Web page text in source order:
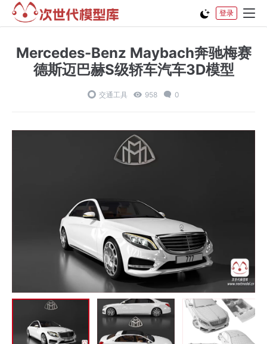
登录
Mercedes-Benz Maybach奔驰梅赛
德斯迈巴赫S级轿车汽车3D模型
交通工具 958 0